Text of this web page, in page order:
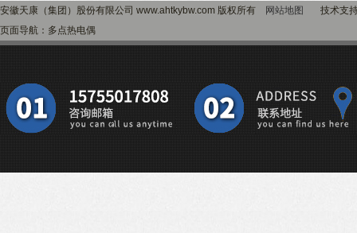
安徽天康（集团）股份有限公司 www.ahtkybw.com 版权所有 网站地图
技术支
页面导航：多点热电偶